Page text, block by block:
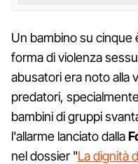
Un bambino su cinque
forma di violenza
abusatori era noto alla
predatori,
bambini di gruppi
l'allarme lanciato dalla
nel dossier "La dignità